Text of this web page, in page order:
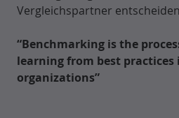
Vergleichspartner
“Benchmarking is the
learning from best practices
organizations”